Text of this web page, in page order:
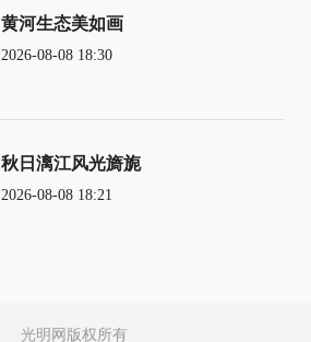
黄河生态美如画
2026-08-08 18:30
秋日漓江风光旖旎
2026-08-08 18:21
光明网版权所有